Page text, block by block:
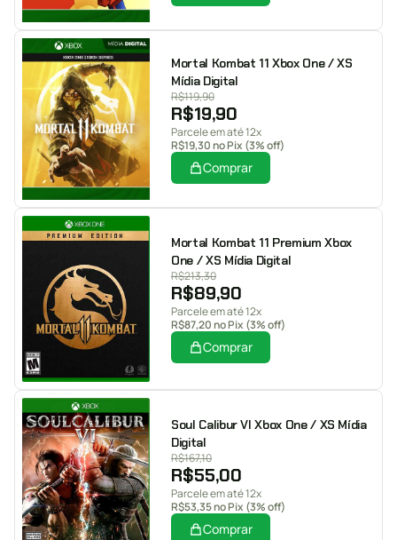
Mortal Kombat 11 Xbox One / XS
Mídia Digital
R$119,90
R$19,90
Parcele em até 12x
R$19,30no Pix (3% off)
Comprar
Mortal Kombat 11 Premium Xbox
One / XS Mídia Digital
R$213,30
R$89,90
Parcele em até 12x
R$87,20no Pix (3% off)
Comprar
Soul Calibur VI Xbox One / XS Mídia
Digital
R$167,10
R$55,00
Parcele em até 12x
R$53,35no Pix (3% off)
Comprar